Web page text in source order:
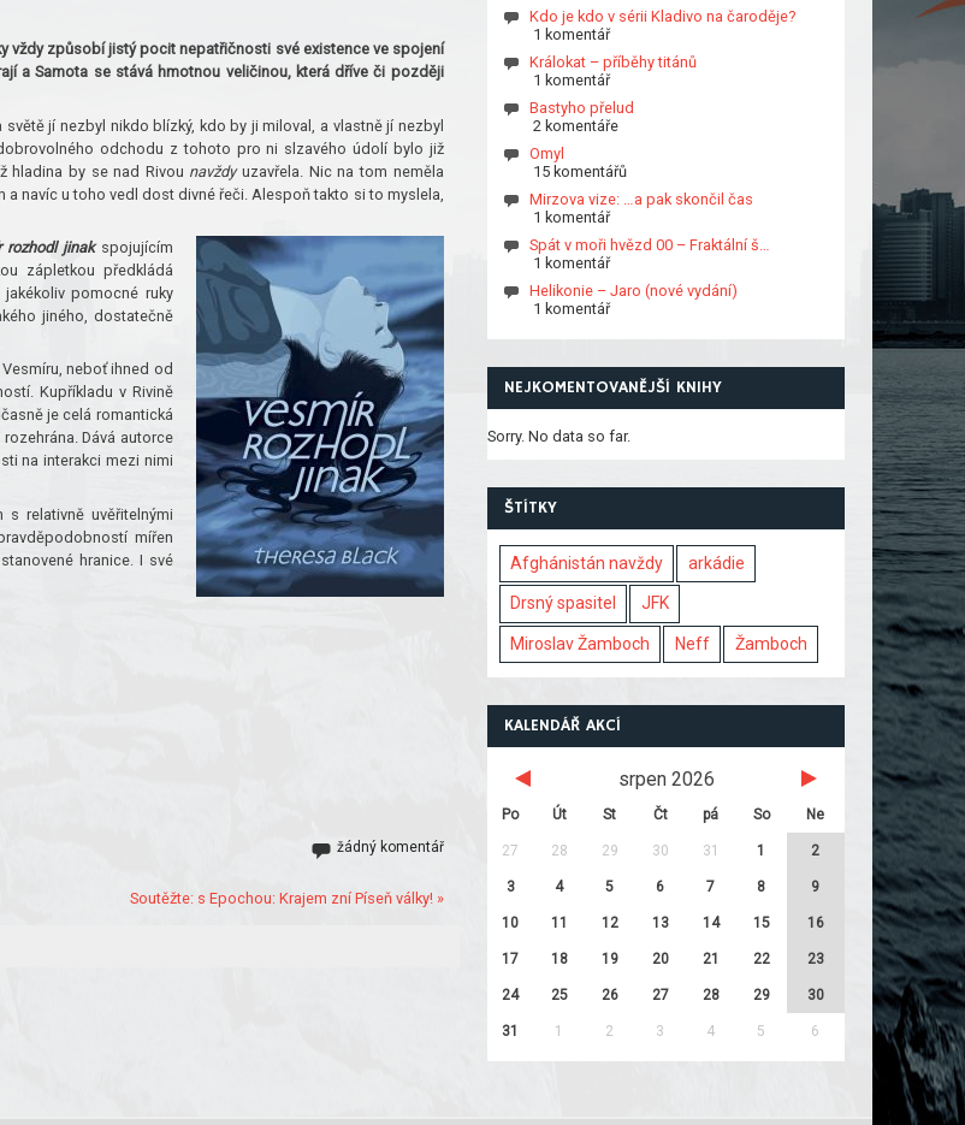
způsobí jistý pocit nepatřičnosti své existence ve spojení
a Samota se stává hmotnou veličinou, která dříve či později
jí nezbyl nikdo blízký, kdo by ji miloval, a vlastně jí nezbyl
odchodu z tohoto pro ni slzavého údolí bylo již
hladina by se nad Rivou navždyuzavřela. Nic na tom neměla
navíc u toho vedl dost divné řeči. Alespoň takto si to myslela,
rozhodl jinakspojujícím
zápletkou předkládá
pomocné ruky
jiného, dostatečně
neboť ihned od
Kupříkladu v Rivině
je celá romantická
Dává autorce
na interakci mezi nimi
relativně uvěřitelnými
mířen
hranice. I své
žádný komentář
Soutěžte: s Epochou: Krajem zní Píseň války! »
Kdo je kdo v sérii Kladivo na čaroděje?
1 komentář
Králokat – příběhy titánů
1 komentář
Bastyho přelud
2 komentáře
Omyl
15 komentářů
Mirzova vize: …a pak skončil čas
1 komentář
Spát v moři hvězd 00 – Fraktální š…
1 komentář
Helikonie – Jaro (nové vydání)
1 komentář
NEJKOMENTOVANĚJŠÍ KNIHY
Sorry. No data so far.
ŠTÍTKY
Afghánistán navždy arkádie
Drsný spasitel JFK
Miroslav Žamboch Neff Žamboch
KALENDÁŘ AKCÍ
srpen 2026
Po Út St Čt pá So Ne
27 28 29 30 31 1 2
3 4 5 6 7 8 9
10 11 12 13 14 15 16
17 18 19 20 21 22 23
24 25 26 27 28 29 30
31 1 2 3 4 5 6